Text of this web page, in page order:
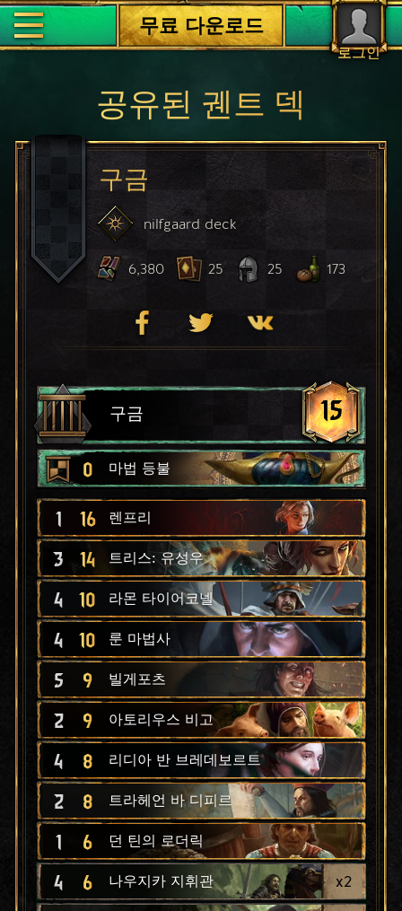
로그인
무료 다운로드
공유된 궨트 덱
구금
nilfgaard deck
6,380 25 25 173
구금 15
0 마법 등불
1 16 렌프리
3 14 트리스: 유성우
4 10 라몬 타이어코넬
4 10 룬 마법사
5 9 빌게포츠
2 9 아토리우스 비고
4 8 리디아 반 브레데보르트
2 8 트라헤언 바 디피르
1 6 던 틴의 로더릭
4 6 나우지카 지휘관 x2